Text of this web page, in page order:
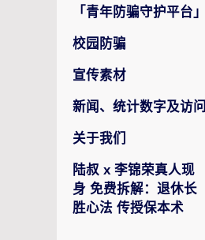
「青年防骗守护平台」
校园防骗
宣传素材
新闻、统计数字及访问
关于我们
陆叔 x 李锦荣真人现
身 免费拆解：退休长
胜心法 传授保本术